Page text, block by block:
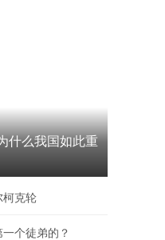
：特教人必须知道的5个知识
什么我国如此重
柯克轮
个徒弟的？